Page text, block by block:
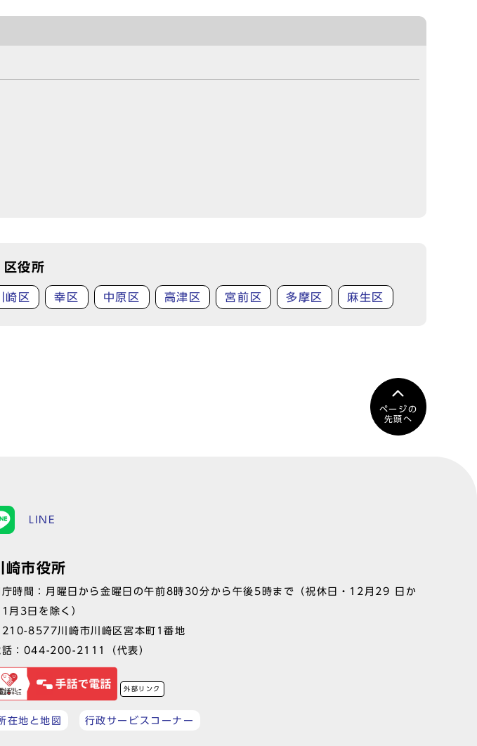
区役所
崎区 幸区 中原区 高津区 宮前区 多摩区 麻生区
ページの
先頭へ
LINE
崎市役所
庁時間：月曜日から金曜日の午前8時30分から午後5時まで（祝休日・12月29 日か
1月3日を除く）
210-8577川崎市川崎区宮本町1番地
： 044-200-2111 （代表）
外部リンク
在地と地図 行政サービスコーナー